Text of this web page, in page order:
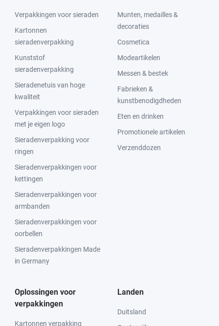
Verpakkingen voor sieraden
Kartonnen
sieradenverpakking
Kunststof
sieradenverpakking
Sieradenetuis van hoge
kwaliteit
Verpakkingen voor sieraden
met je eigen logo
Sieradenverpakking voor
ringen
Sieradenverpakkingen voor
kettingen
Sieradenverpakkingen voor
armbanden
Sieradenverpakkingen voor
oorbellen
Sieradenverpakkingen Made
in Germany
Munten, medailles &
decoraties
Cosmetica
Modeartikelen
Messen & bestek
Fabrieken &
kunstbenodigdheden
Eten en drinken
Promotionele artikelen
Verzenddozen
Oplossingen voor
verpakkingen
Kartonnen verpakking
Landen
Duitsland